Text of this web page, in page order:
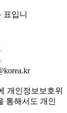
입니
개인정보보호위
통해서도 개인